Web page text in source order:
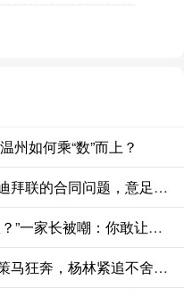
州如何乘“数”而上？
财米网 罗体：皮尔洛得先解决与迪拜联的合同问题，意足协已踩下刹车
好易配资 “黑人外教，也值得炫耀？”一家长被嘲：你敢让他这样抱你女儿？
祥乾资产 秦琼打不过杨林，只能策马狂奔，杨林紧追不舍。危急时刻冲出一条大汉，铁